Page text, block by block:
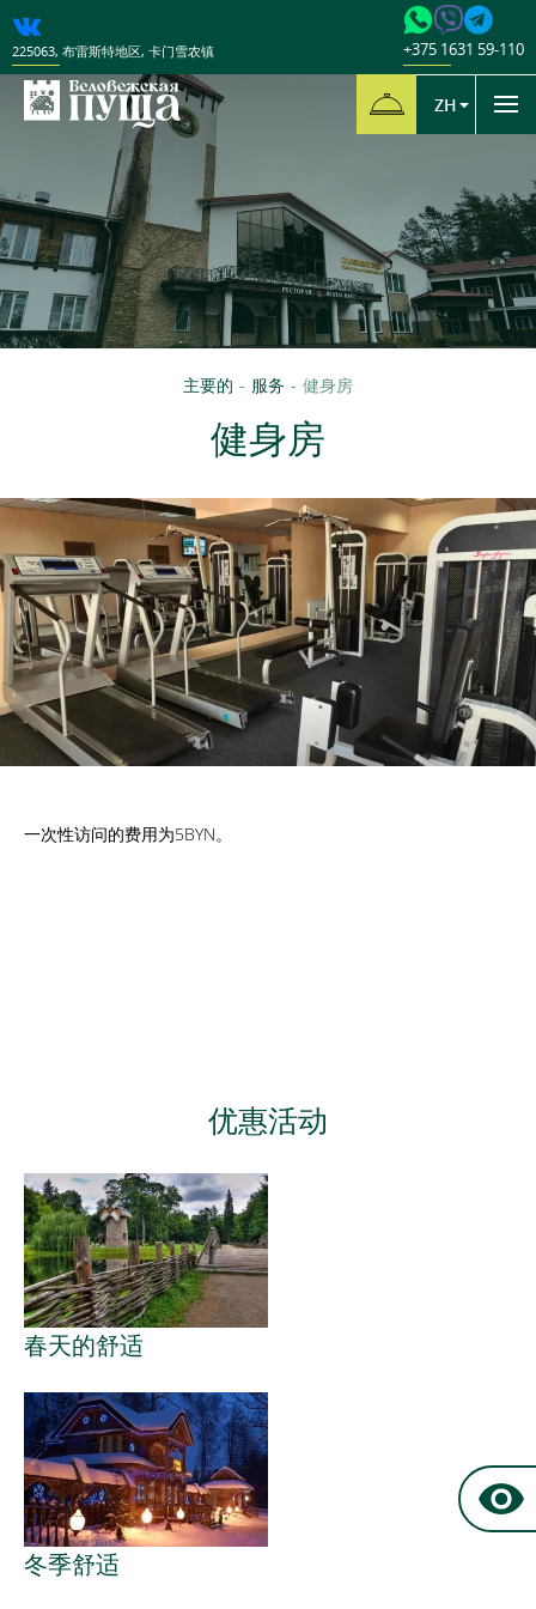
+375 1631 59-110
225063, 布雷斯特地区, 卡门雪农镇
ZH
主要的 - 服务 - 健身房
健身房
一次性访问的费用为5BYN。
优惠活动
春天的舒适
冬季舒适